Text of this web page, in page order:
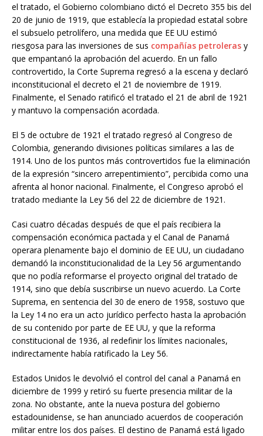
el tratado, el Gobierno colombiano dictó el Decreto 355 bis del
20 de junio de 1919, que establecía la propiedad estatal sobre
el subsuelo petrolífero, una medida que EE UU estimó
riesgosa para las inversiones de sus compañías petroleras y
que empantanó la aprobación del acuerdo. En un fallo
controvertido, la Corte Suprema regresó a la escena y declaró
inconstitucional el decreto el 21 de noviembre de 1919.
Finalmente, el Senado ratificó el tratado el 21 de abril de 1921
y mantuvo la compensación acordada.
El 5 de octubre de 1921 el tratado regresó al Congreso de
Colombia, generando divisiones políticas similares a las de
1914. Uno de los puntos más controvertidos fue la eliminación
de la expresión “sincero arrepentimiento”, percibida como una
afrenta al honor nacional. Finalmente, el Congreso aprobó el
tratado mediante la Ley 56 del 22 de diciembre de 1921.
Casi cuatro décadas después de que el país recibiera la
compensación económica pactada y el Canal de Panamá
operara plenamente bajo el dominio de EE UU, un ciudadano
demandó la inconstitucionalidad de la Ley 56 argumentando
que no podía reformarse el proyecto original del tratado de
1914, sino que debía suscribirse un nuevo acuerdo. La Corte
Suprema, en sentencia del 30 de enero de 1958, sostuvo que
la Ley 14 no era un acto jurídico perfecto hasta la aprobación
de su contenido por parte de EE UU, y que la reforma
constitucional de 1936, al redefinir los límites nacionales,
indirectamente había ratificado la Ley 56.
Estados Unidos le devolvió el control del canal a Panamá en
diciembre de 1999 y retiró su fuerte presencia militar de la
zona. No obstante, ante la nueva postura del gobierno
estadounidense, se han anunciado acuerdos de cooperación
militar entre los dos países. El destino de Panamá está ligado